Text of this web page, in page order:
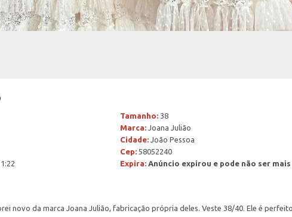
Tamanho: 38
Marca: Joana Julião
Cidade: João Pessoa
Cep: 58052240
Expira: Anúncio expirou e pode não ser
novo da marca Joana Julião, fabricação própria deles. Veste 38/40. Ele é